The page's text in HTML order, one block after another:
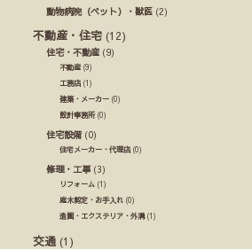
動物病院（ペット）・獣医 (2)
不動産・住宅 (12)
住宅・不動産 (9)
不動産 (9)
工務店 (1)
建築・メーカー (0)
設計事務所(0)
住宅設備(0)
住宅メーカー・代理店 (0)
修理・工事(3)
リフォーム (1)
庭木剪定・お手入れ (0)
造園・エクステリア・外溝(1)
交通 (1)